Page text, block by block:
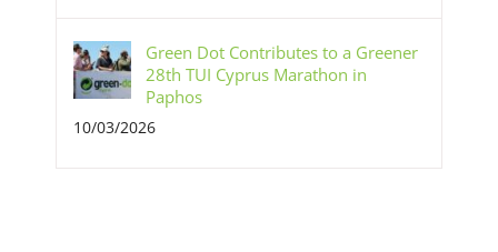
Green Dot Contributes to a Greener
28th TUI Cyprus Marathon in
Paphos
10/03/2026